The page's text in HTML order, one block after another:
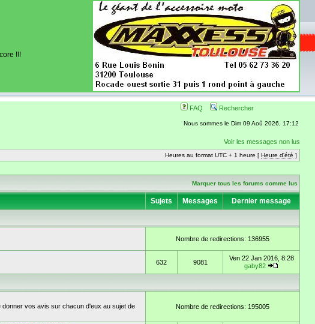
!!!
FAQ Rechercher
Nous sommes le Dim 09 Aoû 2026, 17:12
Voir les messages non lus
Heures au format UTC + 1 heure [ Heure d'été ]
Marquer tous les forums comme lus
Sujets Messages Dernier message
Nombre de redirections: 136955
632 9081
Ven 22 Jan 2016, 8:28
gaby82
vos avis sur chacun d'eux au sujet de
Nombre de redirections: 195005